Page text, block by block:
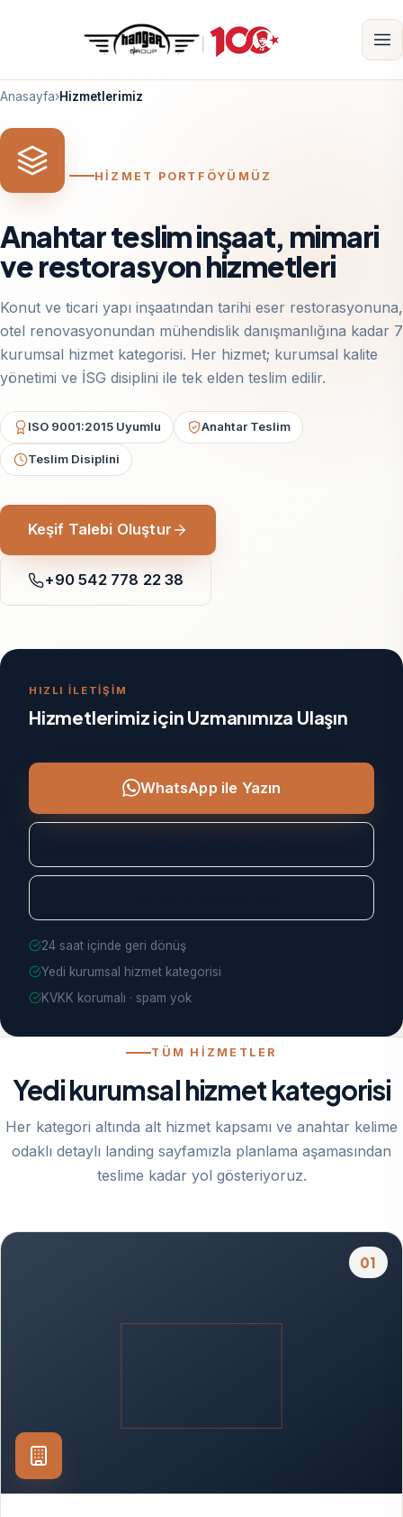
Anasayfa›Hizmetlerimiz
HİZMET PORTFÖYÜMÜZ
Anahtar teslim inşaat, mimari
ve restorasyon hizmetleri
Konut ve ticari yapı inşaatından tarihi eser restorasyonuna,
otel renovasyonundan mühendislik danışmanlığına kadar 7
kurumsal hizmet kategorisi. Her hizmet; kurumsal kalite
yönetimi ve İSG disiplini ile tek elden teslim edilir.
ISO 9001:2015 Uyumlu Anahtar Teslim
Teslim Disiplini
Keşif Talebi Oluştur
+90 542 778 22 38
HIZLI İLETİŞİM
Hizmetlerimiz için Uzmanımıza Ulaşın
WhatsApp ile Yazın
24 saat içinde geri dönüş
Yedi kurumsal hizmet kategorisi
KVKK korumalı · spam yok
TÜM HİZMETLER
Yedi kurumsal hizmet kategorisi
Her kategori altında alt hizmet kapsamı ve anahtar kelime
odaklı detaylı landing sayfamızla planlama aşamasından
teslime kadar yol gösteriyoruz.
01